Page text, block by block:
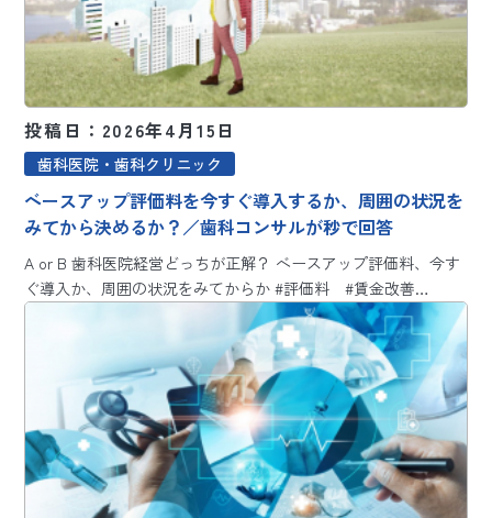
投稿日：2026年4月15日
歯科医院・歯科クリニック
ベースアップ評価料を今すぐ導入するか、周囲の状況を
みてから決めるか？／歯科コンサルが秒で回答
A or B 歯科医院経営どっちが正解？ ベースアップ評価料、今す
ぐ導入か、周囲の状況をみてからか #評価料 #賃金改善…